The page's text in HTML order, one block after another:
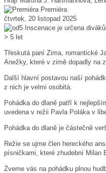
Premiéra
čtvrtek, 20 listopad 2025
Inscenace je určena
> 5 let
Třeskutá paní Zima, romantické
Anežky, které v zimě dopadly na
Další hlavní postavou naší
z nich je velmi osobitá.
Pohádka do dlaně patří k
uvedena v režii Pavla Poláka v
Pohádka do dlaně je částečně
Režie se ujme člen hereckého
písničkami, které zhudební Milan
Zveme vás na pohádku plnou